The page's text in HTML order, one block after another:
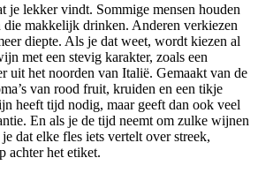
je lekker vindt. Sommige mensen houden
makkelijk drinken. Anderen verkiezen
diepte. Als je dat weet, wordt kiezen al
met een stevig karakter, zoals een
uit het noorden van Italië. Gemaakt van de
van rood fruit, kruiden en een tikje
heeft tijd nodig, maar geeft dan ook veel
En als je de tijd neemt om zulke wijnen
dat elke fles iets vertelt over streek,
achter het etiket.